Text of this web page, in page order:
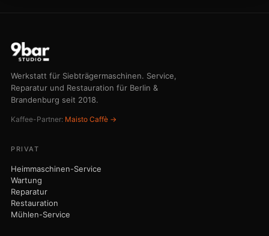
Kaufberatung
Team-Training ↗
Notruf 030 75 43 73 44
Kurs bei dir zuhause
Firmenevents
Barista-Wissen
Gutschein
STUDIO